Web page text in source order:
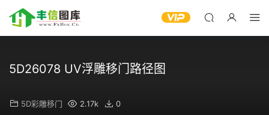
5D26078 UV浮雕移门路径图
5D彩雕移门 2.17k 0